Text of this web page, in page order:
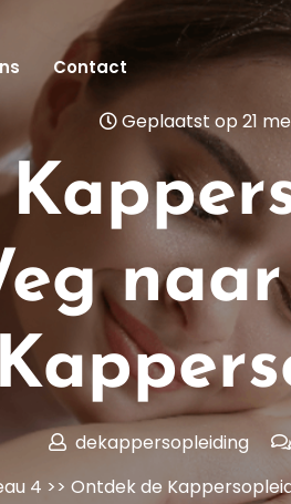
Contact
Geplaatst op 21
dekappersopleiding
4 >> Ontdek de